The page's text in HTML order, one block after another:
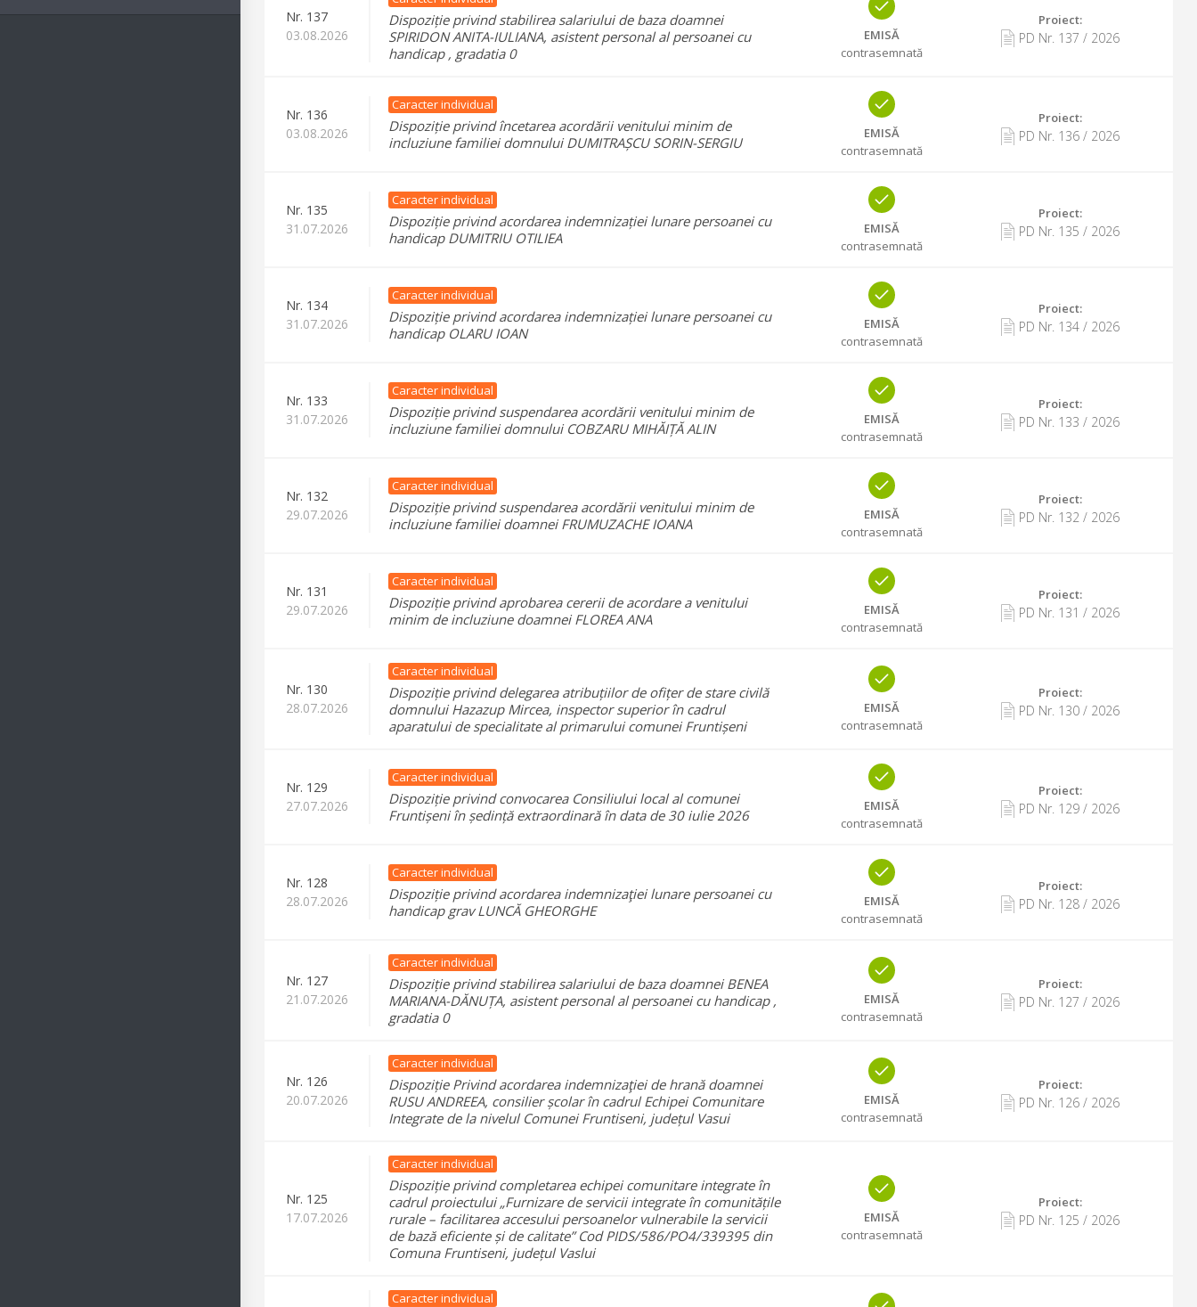
Nr. 137
03.08.2026
Dispoziție privind stabilirea salariului de baza doamnei
SPIRIDON ANITA-IULIANA, asistent personal al persoanei cu
handicap , gradatia 0
EMISĂ
contrasemnată
Proiect:
PD Nr. 137 / 2026
Nr. 136
03.08.2026
Caracter individual
Dispoziție privind încetarea acordării venitului minim de
incluziune familiei domnului DUMITRAȘCU SORIN-SERGIU
EMISĂ
contrasemnată
Proiect:
PD Nr. 136/ 2026
Nr. 135
31.07.2026
Caracter individual
Dispoziție privind acordarea indemnizației lunare persoanei cu
handicap DUMITRIU OTILIEA
EMISĂ
contrasemnată
Proiect:
PD Nr. 135 / 2026
Nr. 134
31.07.2026
Caracter individual
Dispoziție privind acordarea indemnizației lunare persoanei cu
handicap OLARU IOAN
EMISĂ
contrasemnată
Proiect:
PD Nr. 134/ 2026
Nr. 133
31.07.2026
Caracter individual
Dispoziție privind suspendarea acordării venitului minim de
incluziune familiei domnului COBZARU MIHĂIȚĂ ALIN
EMISĂ
contrasemnată
Proiect:
PD Nr. 133 / 2026
Nr. 132
29.07.2026
Caracter individual
Dispoziție privind suspendarea acordării venitului minim de
incluziune familiei doamnei FRUMUZACHE IOANA
EMISĂ
contrasemnată
Proiect:
PD Nr. 132/ 2026
Nr. 131
29.07.2026
Caracter individual
Dispoziție privind aprobarea cererii de acordare a venitului
minim de incluziune doamnei FLOREA ANA
EMISĂ
contrasemnată
Proiect:
PD Nr. 131 / 2026
Nr. 130
28.07.2026
Caracter individual
Dispoziție privind delegarea atribuțiilor de ofițer de stare civilă
domnului Hazazup Mircea, inspector superior în cadrul
aparatului de specialitate al primarului comunei Fruntișeni
EMISĂ
contrasemnată
Proiect:
PD Nr. 130/ 2026
Nr. 129
27.07.2026
Caracter individual
Dispoziție privind convocarea Consiliului local al comunei
Fruntișeni în ședință extraordinară în data de 30 iulie 2026
EMISĂ
contrasemnată
Proiect:
PD Nr. 129/ 2026
Nr. 128
28.07.2026
Caracter individual
Dispoziție privind acordarea indemnizaţiei lunare persoanei cu
handicap grav LUNCĂ GHEORGHE
EMISĂ
contrasemnată
Proiect:
PD Nr. 128/ 2026
Nr. 127
21.07.2026
Caracter individual
Dispoziție privind stabilirea salariului de baza doamnei BENEA
MARIANA-DĂNUȚA, asistent personal al persoanei cu handicap ,
gradatia 0
EMISĂ
contrasemnată
Proiect:
PD Nr. 127 / 2026
Nr. 126
20.07.2026
Caracter individual
Dispoziție Privind acordarea indemnizaţiei de hrană doamnei
RUSU ANDREEA, consilier școlar în cadrul Echipei Comunitare
Integrate de la nivelul Comunei Fruntiseni, județul Vasui
EMISĂ
contrasemnată
Proiect:
PD Nr. 126/ 2026
Nr. 125
17.07.2026
Caracter individual
Dispoziție privind completarea echipei comunitare integrate în
cadrul proiectului „Furnizare de servicii integrate în comunitățile
rurale – facilitarea accesului persoanelor vulnerabile la servicii
de bază eficiente și de calitate” Cod PIDS/586/PO4/339395 din
Comuna Fruntiseni, județul Vaslui
EMISĂ
contrasemnată
Proiect:
PD Nr. 125 / 2026
Caracter individual